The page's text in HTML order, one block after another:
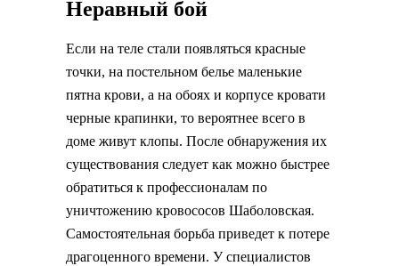
Неравный бой
Если на теле стали появляться красные
точки, на постельном белье маленькие
пятна крови, а на обоях и корпусе кровати
черные крапинки, то вероятнее всего в
доме живут клопы. После обнаружения их
существования следует как можно быстрее
обратиться к профессионалам по
уничтожению кровососов Шаболовская.
Самостоятельная борьба приведет к потере
драгоценного времени. У специалистов